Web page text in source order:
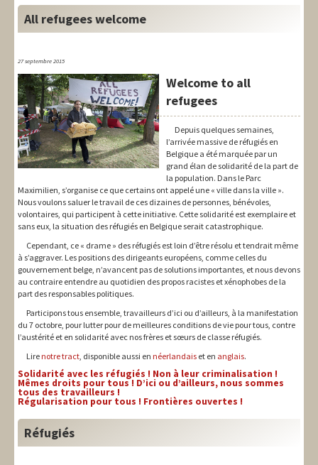
All refugees welcome
27 septembre 2015
Welcome to all
refugees
Depuis quelques semaines,
l’arrivée massive de réfugiés en
Belgique a été marquée par un
grand élan de solidarité de la part de
la population. Dans le Parc
Maximilien, s’organise ce que certains ont appelé une « ville dans la ville ».
Nous voulons saluer le travail de ces dizaines de personnes, bénévoles,
volontaires, qui participent à cette initiative. Cette solidarité est exemplaire et
sans eux, la situation des réfugiés en Belgique serait catastrophique.
Cependant, ce « drame » des réfugiés est loin d’être résolu et tendrait même
à s’aggraver. Les positions des dirigeants européens, comme celles du
gouvernement belge, n’avancent pas de solutions importantes, et nous devons
au contraire entendre au quotidien des propos racistes et xénophobes de la
part des responsables politiques.
Participons tous ensemble, travailleurs d’ici ou d’ailleurs, à la manifestation
du 7 octobre, pour lutter pour de meilleures conditions de vie pour tous, contre
l’austérité et en solidarité avec nos frères et sœurs de classe réfugiés.
Lire notre tract, disponible aussi en néerlandais et en anglais.
Solidarité avec les réfugiés ! Non à leur criminalisation !
Mêmes droits pour tous ! D’ici ou d’ailleurs, nous sommes
tous des travailleurs !
Régularisation pour tous ! Frontières ouvertes !
Réfugiés